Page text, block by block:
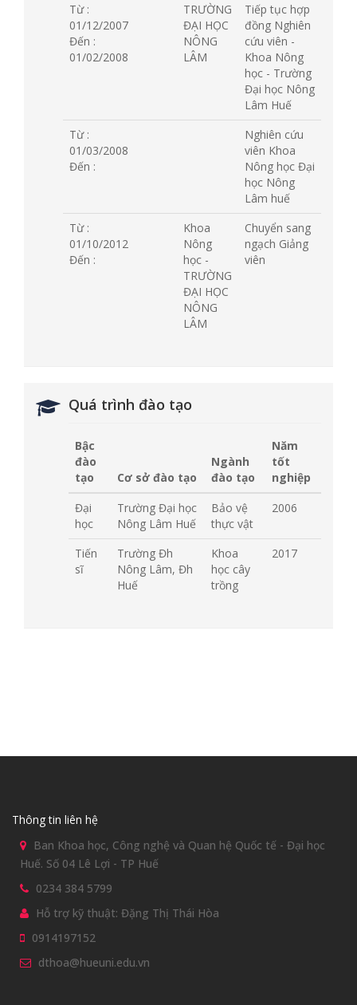
Từ :
01/12/2007
Đến :
01/02/2008
TRƯỜNG
ĐẠI HỌC
NÔNG
LÂM
Tiếp tục hợp
đồng Nghiên
cứu viên -
Khoa Nông
học - Trường
Đại học Nông
Lâm Huế
Từ :
01/03/2008
Đến :
Nghiên cứu
viên Khoa
Nông học Đại
học Nông
Lâm huế
Từ :
01/10/2012
Đến :
Khoa
Nông
học -
TRƯỜNG
ĐẠI HỌC
NÔNG
LÂM
Chuyển sang
ngạch Giảng
viên
Quá trình đào tạo
Bậc
đào
tạo
Cơ sở đào tạo
Ngành
đào tạo
Năm
tốt
nghiệp
Đại
học
Trường Đại học
Nông Lâm Huế
Bảo vệ
thực vật
2006
Tiến
sĩ
Trường Đh
Nông Lâm, Đh
Huế
Khoa
học cây
trồng
2017
Thông tin liên hệ
Ban Khoa học, Công nghệ và Quan hệ Quốc tế - Đại học
Huế. Số 04 Lê Lợi - TP Huế
0234 384 5799
Hỗ trợ kỹ thuật: Đặng Thị Thái Hòa
0914197152
dthoa@hueuni.edu.vn